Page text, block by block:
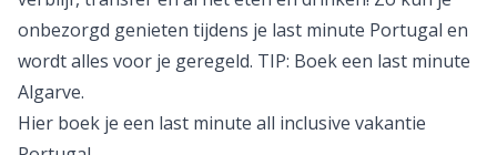
verblijf, transfer en al het eten en drinken! Zo kun je
onbezorgd genieten tijdens je last minute Portugal en
wordt alles voor je geregeld. TIP: Boek een
Algarve
Hier boek je een last minute all inclusive vakantie